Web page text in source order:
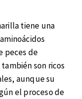
tiene una
peces de
son ricos
aunque su
el proceso de